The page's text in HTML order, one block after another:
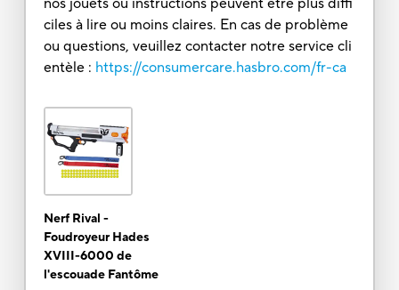
ciles à lire ou moins claires. En cas de problème
ou questions, veuillez contacter notre service cli
entèle : https://consumercare.hasbro.com/fr-ca
Nerf Rival -
Foudroyeur Hades
XVIII-6000 de
l'escouade Fantôme